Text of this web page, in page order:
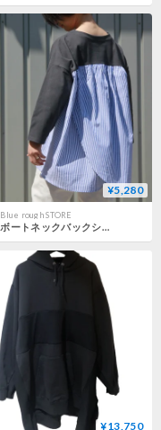
¥5,280
Blue rough STORE
ボートネックバックシャン8分袖プルオーバー
¥13,750